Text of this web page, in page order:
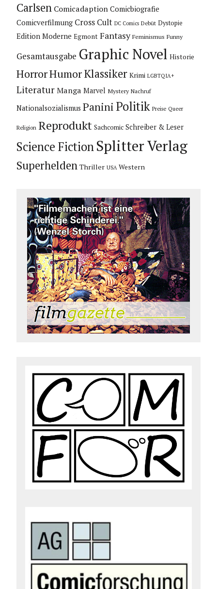
Carlsen Comicadaption Comicbiografie
Comicverfilmung Cross Cult DC Comics Debüt Dystopie
Edition Moderne Egmont Fantasy Feminismus Funny
Gesamtausgabe Graphic Novel Historie
HorrorHumorKlassiker Krimi LGBTQIA+
Literatur Manga Marvel Mystery Nachruf
Nationalsozialismus Panini Politik Preise Queer
Religion Reprodukt Sachcomic Schreiber & Leser
Science Fiction Splitter Verlag
Superhelden Thriller USA Western